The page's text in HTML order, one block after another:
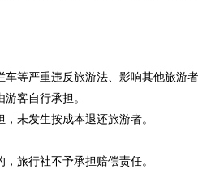
等严重违反旅游法、影响其他旅游
客自行承担。
未发生按成本退还旅游者。
旅行社不予承担赔偿责任。